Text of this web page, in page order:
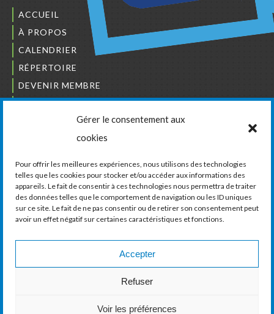
Gérer le consentement aux
cookies
Pour offrir les meilleures expériences, nous utilisons des technologies
telles que les cookies pour stocker et/ou accéder aux informations des
appareils. Le fait de consentir à ces technologies nous permettra de traiter
des données telles que le comportement de navigation ou les ID uniques
sur ce site. Le fait de ne pas consentir ou de retirer son consentement peut
avoir un effet négatif sur certaines caractéristiques et fonctions.
Accepter
Refuser
Voir les préférences
ACCUEIL
À PROPOS
CALENDRIER
RÉPERTOIRE
DEVENIR MEMBRE
NOUS JOINDRE
L’ORDRE DES BÂTISSEURS
LA CHAMBRE DE COMMERCE ET D’INDUSTRIE
DE VAUDREUIL-SOULANGES
11, boul. de la Cité-des-Jeunes, Suite 201